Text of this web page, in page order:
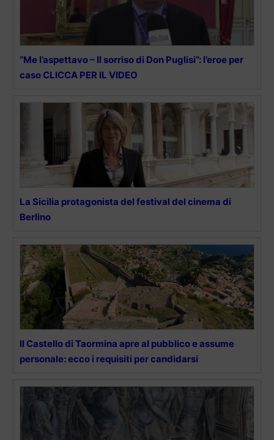
“Me l’aspettavo – Il sorriso di Don Puglisi”: l’eroe per
caso CLICCA PER IL VIDEO
La Sicilia protagonista del festival del cinema di
Berlino
Il Castello di Taormina apre al pubblico e assume
personale: ecco i requisiti per candidarsi